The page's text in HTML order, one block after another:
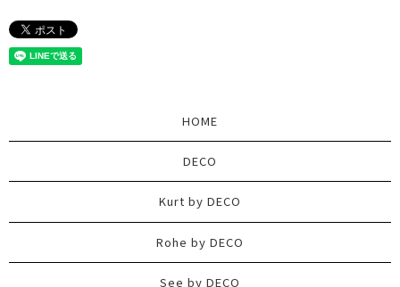
HOME
DECO
Kurt by DECO
Rohe by DECO
See by DECO